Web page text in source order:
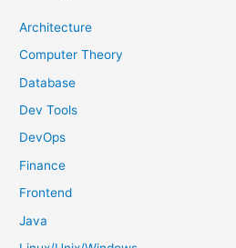
h
f
o
Architecture
Computer Theory
Database
Dev Tools
DevOps
Finance
Frontend
Java